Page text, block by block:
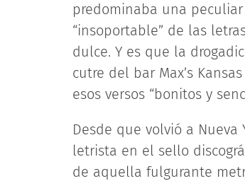
predominaba una
“insoportable” de las
dulce. Y es que la
cutre del bar Max’s
esos versos “bonitos y
Desde que volvió a
letrista en el sello
de aquella fulgurante